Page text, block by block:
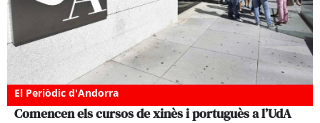
El Periòdic d'Andorra
Comencen els cursos de xinès i portuguès a l’UdA